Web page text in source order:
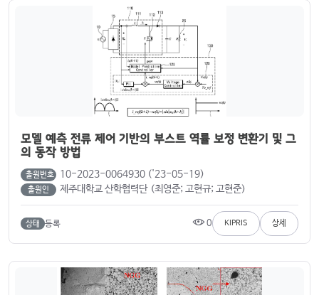
모델 예측 전류 제어 기반의 부스트 역률 보정 변환기 및 그
의 동작 방법
출원번호 10-2023-0064930 ('23-05-19)
출원인 제주대학교 산학협력단 (최영준; 고현규; 고현준)
상태 등록 0 KIPRIS 상세